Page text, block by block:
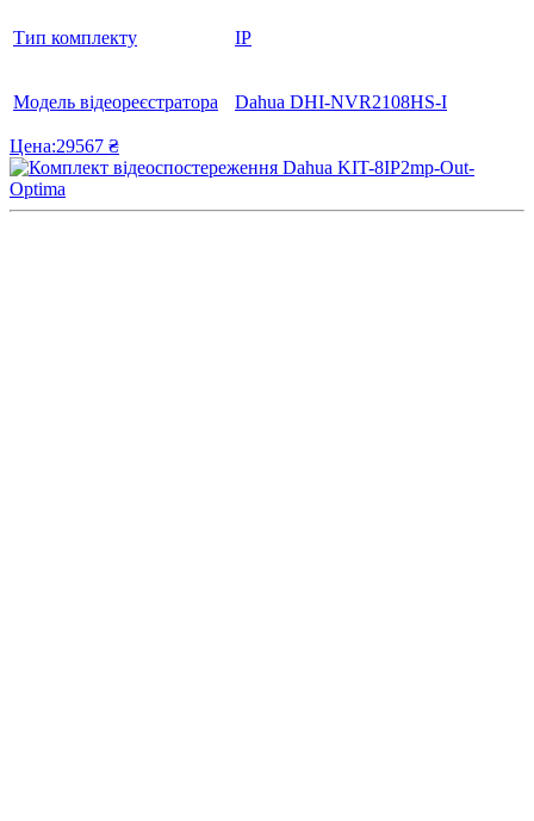
Тип комплекту IP
Модель відеореєстратора Dahua DHI-NVR2108HS-I
Цена:29567 ₴